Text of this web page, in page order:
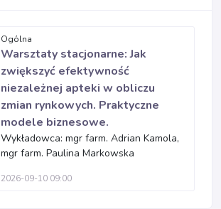
Ogólna
Warsztaty stacjonarne: Jak
zwiększyć efektywność
niezależnej apteki w obliczu
zmian rynkowych. Praktyczne
modele biznesowe.
Wykładowca: mgr farm. Adrian Kamola,
mgr farm. Paulina Markowska
2026-09-10 09:00